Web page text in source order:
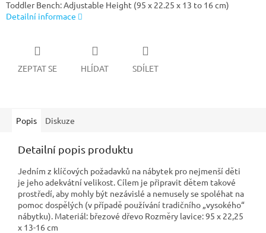
Toddler Bench: Adjustable Height (95 x 22.25 x 13 to 16 cm)
Detailní informace
ZEPTAT SE HLÍDAT SDÍLET
Popis Diskuze
Detailní popis produktu
Jedním z klíčových požadavků na nábytek pro nejmenší děti
je jeho adekvátní velikost. Cílem je připravit dětem takové
prostředí, aby mohly být nezávislé a nemusely se spoléhat na
pomoc dospělých (v případě používání tradičního „vysokého“
nábytku). Materiál: březové dřevo Rozměry lavice: 95 x 22,25
x 13-16 cm